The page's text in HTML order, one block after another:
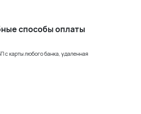
способы оплаты
с карты любого банка, удаленная